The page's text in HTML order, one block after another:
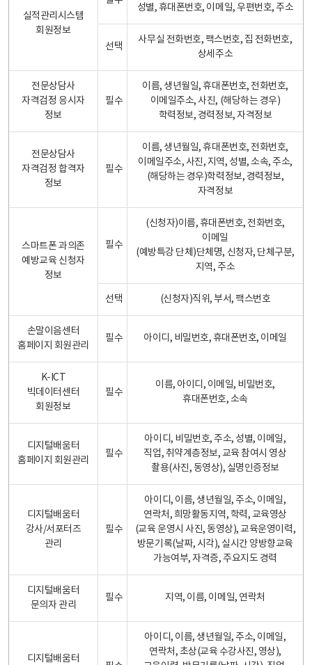
실적관리시스템
회원정보
성별, 휴대폰번호, 이메일, 우편번호, 주소
선택
사무실 전화번호, 팩스번호, 집 전화번호,
상세주소
전문상담사
자격검정 응시자
정보
필수
이름, 생년월일, 휴대폰번호, 전화번호,
이메일주소, 사진, (해당하는 경우)
학력정보, 경력정보, 자격정보
전문상담사
자격검정 합격자
정보
필수
이름, 생년월일, 휴대폰번호, 전화번호,
이메일주소, 사진, 지역, 성별, 소속, 주소,
(해당하는 경우)학력정보, 경력정보,
자격정보
스마트폰 과의존
예방교육 신청자
정보
필수
(신청자)이름, 휴대폰번호, 전화번호,
이메일
(예방특강 단체)단체명, 신청자, 단체구분,
지역, 주소
선택 (신청자)직위, 부서, 팩스번호
손말이음센터
홈페이지 회원관리
필수 아이디, 비밀번호, 휴대폰번호, 이메일
K-ICT
빅데이터센터
회원정보
필수
이름, 아이디, 이메일, 비밀번호,
휴대폰번호, 소속
디지털배움터
홈페이지 회원관리
필수
아이디, 비밀번호, 주소, 성별, 이메일,
직업, 취약계층정보, 교육 참여시 영상
촬용(사진, 동영상), 실명인증정보
디지털배움터
강사/서포터즈
관리
필수
아이디, 이름, 생년월일, 주소, 이메일,
연락처, 희망활동지역, 학력, 교육영상
(교육 운영시 사진, 동영상), 교육운영이력,
방문기록(날짜, 시각), 실시간 양방향교육
가능여부, 자격증, 주요지도 경력
디지털배움터
문의자 관리
필수 지역, 이름, 이메일, 연락처
디지털배움터
아이디, 이름, 생년월일, 주소, 이메일,
연락처, 초상(교육 수강사진, 영상),